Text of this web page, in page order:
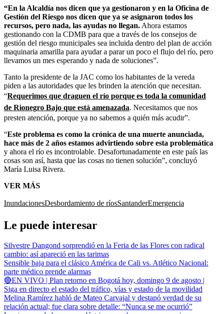
“En la Alcaldía nos dicen que ya gestionaron y en la Oficina de
Gestión del Riesgo nos dicen que ya se asignaron todos los
recursos, pero nada, las ayudas no llegan. Ahora estamos
gestionando con la CDMB para que a través de los consejos de
gestión del riesgo municipales sea incluida dentro del plan de acción
maquinaria amarilla para ayudar a parar un poco el flujo del río, pero
llevamos un mes esperando y nada de soluciones”.
Tanto la presidente de la JAC como los habitantes de la vereda
piden a las autoridades que les brinden la atención que necesitan.
“Requerimos que draguen el río porque es toda la comunidad
de Rionegro Bajo que está amenazada. Necesitamos que nos
presten atención, porque ya no sabemos a quién más acudir”.
“Este problema es como la crónica de una muerte anunciada,
hace más de 2 años estamos advirtiendo sobre esta problemática
y ahora el río es incontrolable. Desafortunadamente en este país las
cosas son así, hasta que las cosas no tienen solución”, concluyó
María Luisa Rivera.
VER MÁS
InundacionesDesbordamiento de ríosSantanderEmergencia
Le puede interesar
Silvestre Dangond sorprendió en la Feria de las Flores con radical
cambio: así apareció en las tarimas
Sensible baja para el clásico América de Cali vs. Atlético Nacional:
parte médico prende alarmas
🔴EN VIVO | Plan retorno en Bogotá hoy, domingo 9 de agosto |
Siga en directo el estado del tráfico, vías y estado de la movilidad
Melina Ramírez habló de Mateo Carvajal y destapó verdad de su
relación actual; fue clara sobre detalle: “Nunca se me ocurrió”